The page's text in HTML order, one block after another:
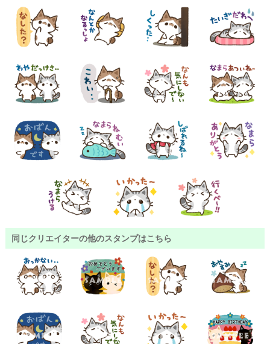
同じクリエイターの他のスタンプはこちら